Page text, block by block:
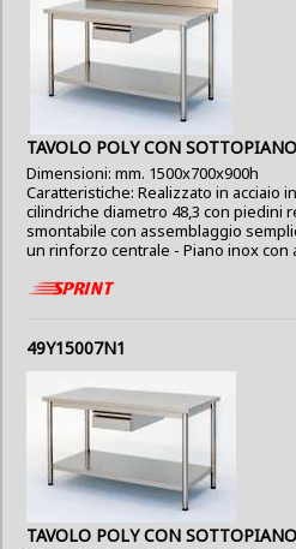
TAVOLO POLY CON
Dimensioni: mm. 1500x700x900h
Caratteristiche: Realizzato in acciaio
cilindriche diametro 48,3 con piedini
smontabile con assemblaggio
un rinforzo centrale - Piano inox con
49Y15007N1
TAVOLO POLY CON